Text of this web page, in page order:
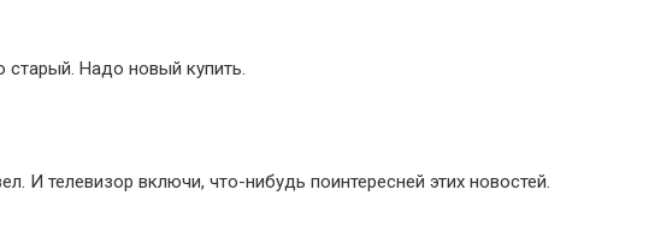
старый. Надо новый купить.
И телевизор включи, что-нибудь поинтересней этих новостей.